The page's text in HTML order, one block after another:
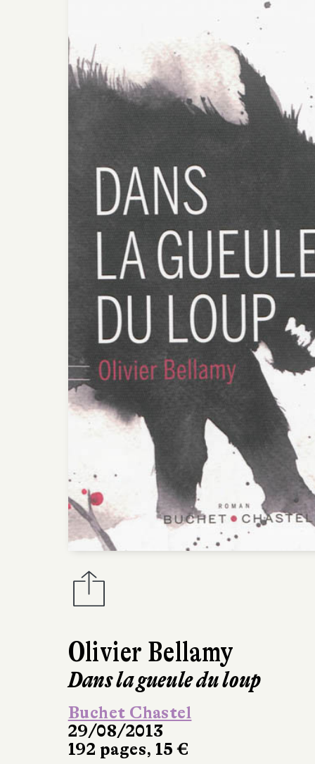
Olivier Bellamy
Dans la gueule du loup
Buchet Chastel
29/08/2013
192 pages, 15 €